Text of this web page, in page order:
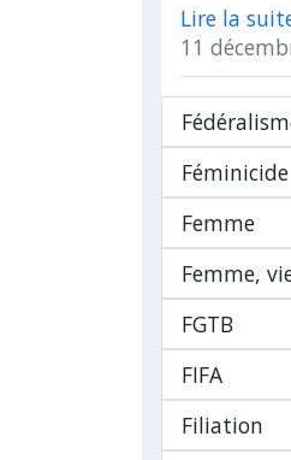
Lire la
11
Féminicide
Femme
Femme,
FGTB
FIFA
Filiation